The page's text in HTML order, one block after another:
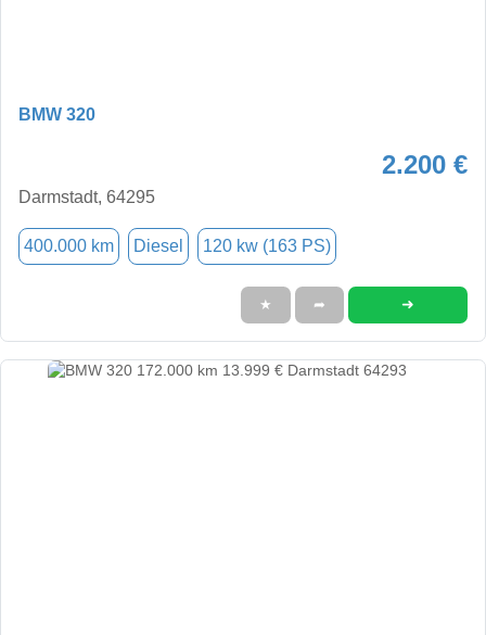
BMW 320
2.200 €
Darmstadt, 64295
400.000 km Diesel 120 kw (163 PS)
★ ➦ ➜